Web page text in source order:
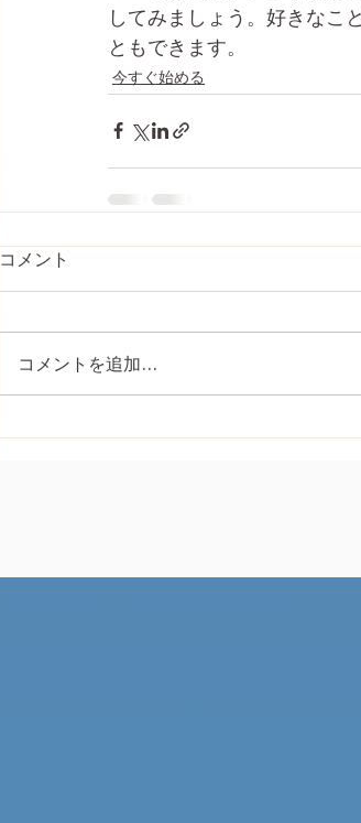
してみましょう。好きなこ
ともできます。
今すぐ始める
コメント
コメントを追加…